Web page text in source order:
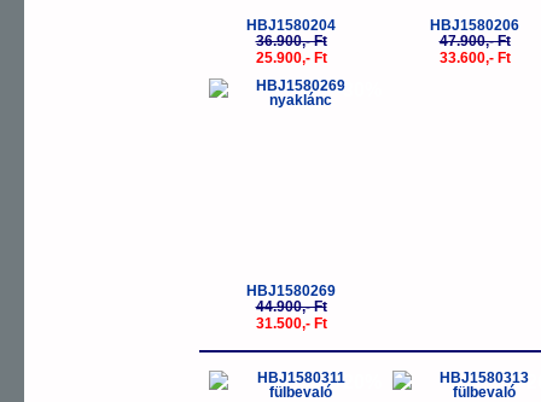
HBJ1580204
36.900,- Ft
25.900,- Ft
HBJ1580206
47.900,- Ft
33.600,- Ft
-30%
HBJ1580269
44.900,- Ft
31.500,- Ft
-20% -